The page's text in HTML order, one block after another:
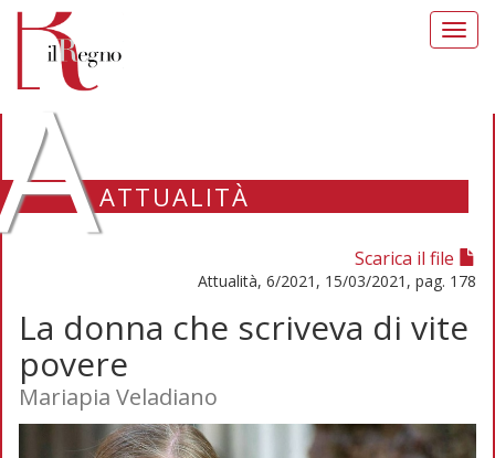
ATTUALITÀ
Scarica il file
Attualità, 6/2021, 15/03/2021, pag. 178
La donna che scriveva di vite
povere
Mariapia Veladiano